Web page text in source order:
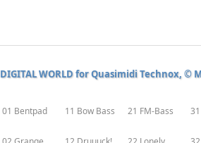
DIGITAL WORLD for Quasimidi Technox, ©
01 Bentpad 11 Bow Bass 21 FM-Bass